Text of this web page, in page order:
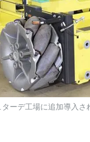
ーデ工場に追加導入さ